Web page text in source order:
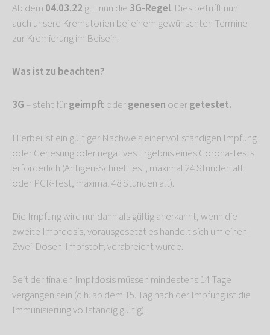
Ab dem 04.03.22 gilt nun die 3G-Regel. Dies betrifft nun
auch unsere Krematorien bei einem gewünschten Termine
zur Kremierung im Beisein.
Was ist zu beachten?
3G – steht fürgeimpft odergenesen odergetestet.
Hierbei ist ein gültiger Nachweis einer vollständigen Impfung
oder Genesung oder negatives Ergebnis eines Corona-Tests
erforderlich (Antigen-Schnelltest, maximal 24 Stunden alt
oder PCR-Test, maximal 48 Stunden alt).
Die Impfung wird nur dann als gültig anerkannt, wenn die
zweite Impfdosis, vorausgesetzt es handelt sich um einen
Zwei-Dosen-Impfstoff, verabreicht wurde.
Seit der finalen Impfdosis müssen mindestens 14 Tage
vergangen sein (d.h. ab dem 15. Tag nach der Impfung ist die
Immunisierung vollständig gültig).